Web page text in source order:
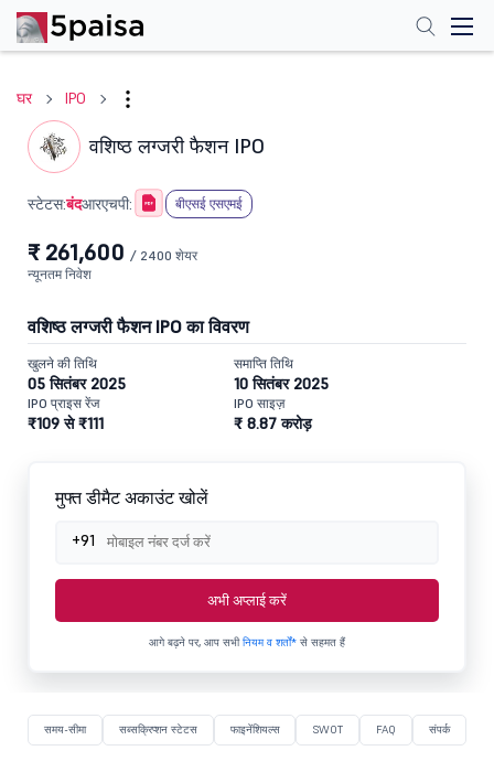
घर IPO
वशिष्ठ लग्जरी फैशन IPO
स्टेटस:बंदआरएचपी: बीएसई एसएमई
₹ 261,600 / 2400 शेयर
न्यूनतम निवेश
वशिष्ठ लग्जरी फैशन IPO का विवरण
खुलने की तिथि
05 सितंबर 2025
समाप्ति तिथि
10 सितंबर 2025
IPO प्राइस रेंज
₹109 से ₹111
IPO साइज़
₹ 8.87 करोड़
मुफ्त डीमैट अकाउंट खोलें
+91
अभी अप्लाई करें
आगे बढ़ने पर, आप सभीनियम व शर्तों* से सहमत हैं
समय-सीमा सब्सक्रिप्शन स्टेटस फाइनेंशियल्स SWOT FAQ संपर्क